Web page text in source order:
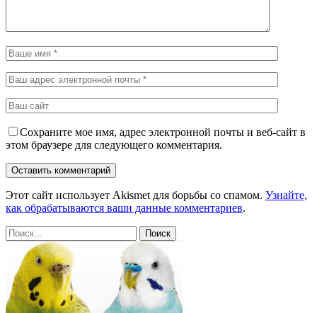
Сохраните мое имя, адрес электронной почты и веб-сайт в
этом браузере для следующего комментария.
Этот сайт использует Akismet для борьбы со спамом. Узнайте,
как обрабатываются ваши данные комментариев.